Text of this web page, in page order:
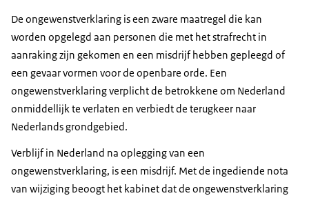
De ongewenstverklaring is een zware maatregel die kan
worden opgelegd aan personen die met het strafrecht in
aanraking zijn gekomen en een misdrijf hebben gepleegd of
een gevaar vormen voor de openbare orde. Een
ongewenstverklaring verplicht de betrokkene om Nederland
onmiddellijk te verlaten en verbiedt de terugkeer naar
Nederlands grondgebied.
Verblijf in Nederland na oplegging van een
ongewenstverklaring, is een misdrijf. Met de ingediende nota
van wijziging beoogt het kabinet dat de ongewenstverklaring